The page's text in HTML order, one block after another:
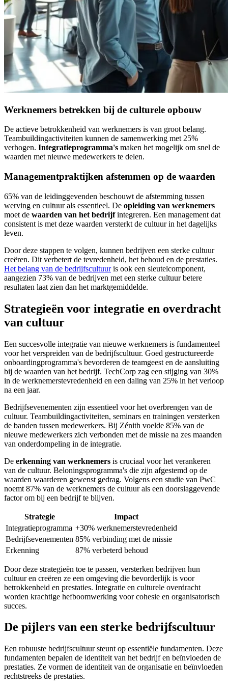
Werknemers betrekken bij de culturele opbouw
De actieve betrokkenheid van werknemers is van groot belang.
Teambuildingactiviteiten kunnen de samenwerking met 25%
verhogen. Integratieprogramma's maken het mogelijk om snel de
waarden met nieuwe medewerkers te delen.
Managementpraktijken afstemmen op de waarden
65% van de leidinggevenden beschouwt de afstemming tussen
werving en cultuur als essentieel. De opleiding van werknemers
moet de waarden van het bedrijfintegreren. Een management dat
consistent is met deze waarden versterkt de cultuur in het dagelijks
leven.
Door deze stappen te volgen, kunnen bedrijven een sterke cultuur
creëren. Dit verbetert de tevredenheid, het behoud en de prestaties.
Het belang van de bedrijfscultuuris ook een sleutelcomponent,
aangezien 73% van de bedrijven met een sterke cultuur betere
resultaten laat zien dan het marktgemiddelde.
Strategieën voor integratie en overdracht
van cultuur
Een succesvolle integratie van nieuwe werknemers is fundamenteel
voor het verspreiden van de bedrijfscultuur. Goed gestructureerde
onboardingprogramma's bevorderen de teamgeest en de aansluiting
bij de waarden van het bedrijf. TechCorp zag een stijging van 30%
in de werknemerstevredenheid en een daling van 25% in het verloop
na een jaar.
Bedrijfsevenementen zijn essentieel voor het overbrengen van de
cultuur. Teambuildingactiviteiten, seminars en trainingen versterken
de banden tussen medewerkers. Bij Zénith voelde 85% van de
nieuwe medewerkers zich verbonden met de missie na zes maanden
van onderdompeling in de integratie.
De erkenning van werknemers is cruciaal voor het verankeren
van de cultuur. Beloningsprogramma's die zijn afgestemd op de
waarden waarderen gewenst gedrag. Volgens een studie van PwC
noemt 87% van de werknemers de cultuur als een doorslaggevende
factor om bij een bedrijf te blijven.
Strategie
Impact
Integratieprogramma +30% werknemerstevredenheid
Bedrijfsevenementen 85% verbinding met de missie
Erkenning
87% verbeterd behoud
Door deze strategieën toe te passen, versterken bedrijven hun
cultuur en creëren ze een omgeving die bevorderlijk is voor
betrokkenheid en prestaties. Integratie en culturele overdracht
worden krachtige hefboomwerking voor cohesie en organisatorisch
succes.
De pijlers van een sterke bedrijfscultuur
Een robuuste bedrijfscultuur steunt op essentiële fundamenten. Deze
fundamenten bepalen de identiteit van het bedrijf en beïnvloeden de
prestaties. Ze vormen de identiteit van de organisatie en beïnvloeden
rechtstreeks de prestaties.